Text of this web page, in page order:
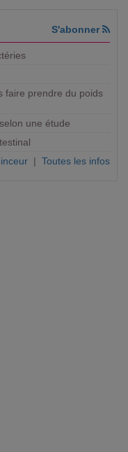
S'abonner
faire prendre du poids
une étude
| Toutes les infos